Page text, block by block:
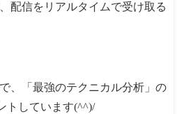
配信をリアルタイムで受け取る
、「最強のテクニカル分析」の
トしています(^^)/